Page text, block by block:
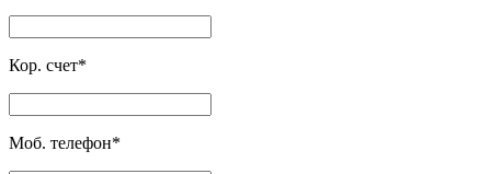
Кор. счет*
Моб. телефон*